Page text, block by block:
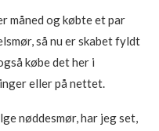
måned og købte et par
så nu er skabet fyldt
købe det her i
eller på nettet.
nøddesmør, har jeg set,